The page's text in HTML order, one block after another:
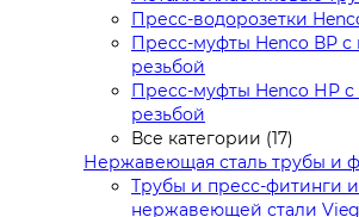
Пресс-водорозетки
Пресс-муфты Henco ВР с
резьбой
Пресс-муфты Henco НР
резьбой
Все категории (17)
Нержавеющая сталь трубы и
Трубы и пресс-фитинги
нержавеющей стали